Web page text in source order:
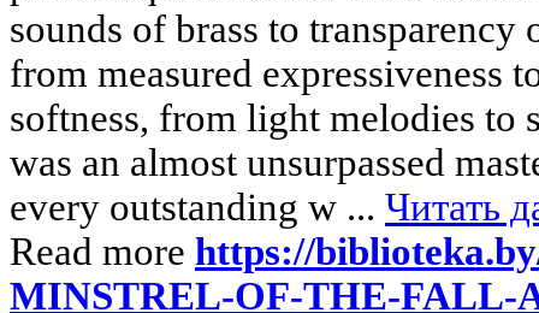
sounds of brass to
from measured expressiveness
softness, from light melodies to
was an almost unsurpassed
every outstanding w ... Читать
Read more https://
MINSTREL-OF-THE-FALL-